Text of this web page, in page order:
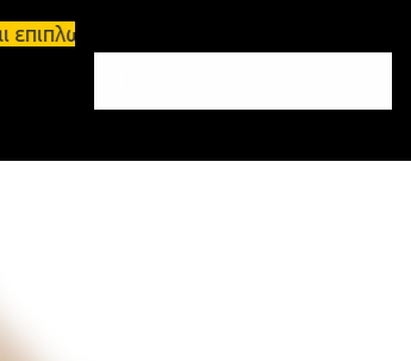
διαμέρισμα 65τ.μ